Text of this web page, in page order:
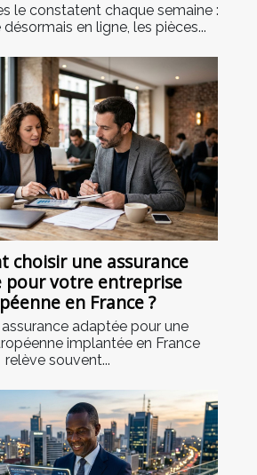
le constatent chaque semaine :
désormais en ligne, les pièces...
choisir une assurance
pour votre entreprise
en France ?
adaptée pour une
implantée en France
relève souvent...